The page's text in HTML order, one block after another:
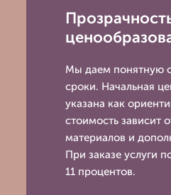
Мы даем понятную
сроки. Начальная
указана как
стоимость зависит
материалов и
При заказе услуги
11 процентов.